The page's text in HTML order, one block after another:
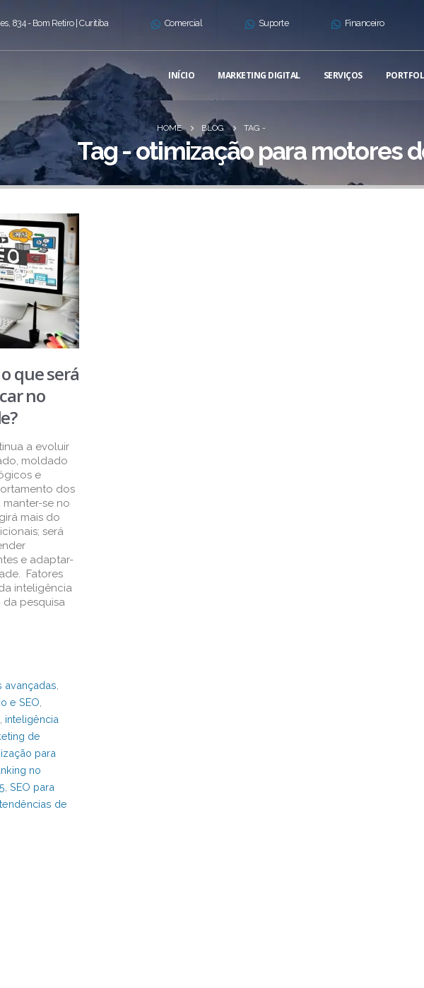
834 - Bom Retiro | Curitiba Comercial Suporte Financeiro
INÍCIO MARKETING DIGITAL SERVIÇOS
HOME BLOG TAG -
Tag - otimização para motores
que será
no
a evoluir
moldado
e
dos
manter-se no
mais do
será
e adaptar-
Fatores
inteligência
da pesquisa
avançadas
e SEO
inteligência
de
para
no
SEO para
tendências de